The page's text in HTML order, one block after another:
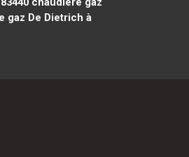
gaz De Dietrich à